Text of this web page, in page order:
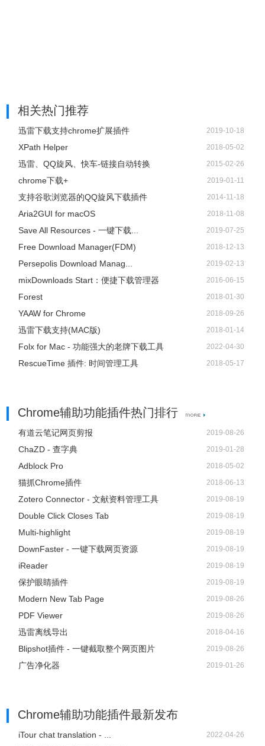
相关热门推荐
迅雷下载支持chrome扩展插件 2019-10-18
XPath Helper 2018-05-02
迅雷、QQ旋风、快车-链接自动转换 2015-02-26
chrome下载+ 2019-01-11
支持谷歌浏览器的QQ旋风下载插件 2014-11-18
Aria2GUI for macOS 2018-11-08
Save All Resources - 一键下载... 2019-07-25
Free Download Manager(FDM) 2018-12-13
Persepolis Download Manag... 2019-02-13
mixDownloads Start：便捷下载管理器 2016-06-15
Forest 2018-01-30
YAAW for Chrome 2018-09-26
迅雷下载支持(MAC版) 2018-01-14
Folx for Mac - 功能强大的老牌下载工具 2022-04-30
RescueTime 插件: 时间管理工具 2018-05-17
Chrome辅助功能插件热门排行
有道云笔记网页剪报 2019-08-26
ChaZD - 查字典 2019-01-28
Adblock Pro 2018-05-02
猫抓Chrome插件 2018-06-13
Zotero Connector - 文献资料管理工具 2019-08-19
Double Click Closes Tab 2019-08-19
Multi-highlight 2019-08-19
DownFaster - 一键下载网页资源 2019-08-19
iReader 2019-08-19
保护眼睛插件 2019-08-19
Modern New Tab Page 2019-08-26
PDF Viewer 2019-08-26
迅雷离线导出 2018-04-16
Blipshot插件 - 一键截取整个网页图片 2019-08-26
广告净化器 2019-01-26
Chrome辅助功能插件最新发布
iTour chat translation - ... 2022-04-26